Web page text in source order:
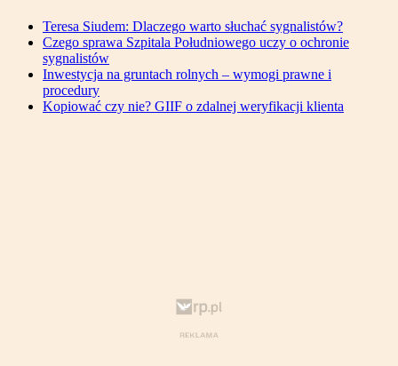
Teresa Siudem: Dlaczego warto słuchać sygnalistów?
Czego sprawa Szpitala Południowego uczy o ochronie
sygnalistów
Inwestycja na gruntach rolnych – wymogi prawne i
procedury
Kopiować czy nie? GIIF o zdalnej weryfikacji klienta